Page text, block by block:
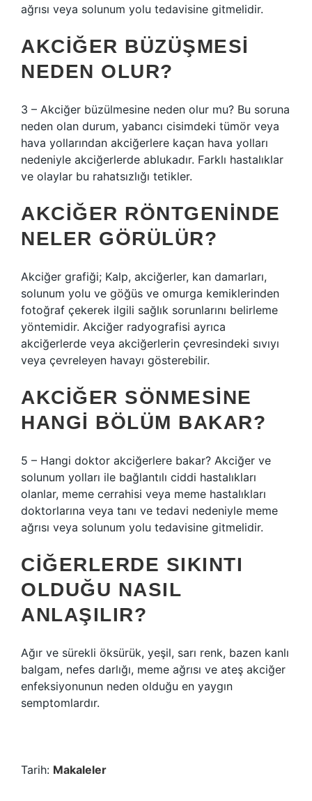
ağrısı veya solunum yolu tedavisine gitmelidir.
AKCIĞER BÜZÜŞMESI
NEDEN OLUR?
3 – Akciğer büzülmesine neden olur mu? Bu soruna
neden olan durum, yabancı cisimdeki tümör veya
hava yollarından akciğerlere kaçan hava yolları
nedeniyle akciğerlerde ablukadır. Farklı hastalıklar
ve olaylar bu rahatsızlığı tetikler.
AKCIĞER RÖNTGENINDE
NELER GÖRÜLÜR?
Akciğer grafiği; Kalp, akciğerler, kan damarları,
solunum yolu ve göğüs ve omurga kemiklerinden
fotoğraf çekerek ilgili sağlık sorunlarını belirleme
yöntemidir. Akciğer radyografisi ayrıca
akciğerlerde veya akciğerlerin çevresindeki sıvıyı
veya çevreleyen havayı gösterebilir.
AKCIĞER SÖNMESINE
HANGI BÖLÜM BAKAR?
5 – Hangi doktor akciğerlere bakar? Akciğer ve
solunum yolları ile bağlantılı ciddi hastalıkları
olanlar, meme cerrahisi veya meme hastalıkları
doktorlarına veya tanı ve tedavi nedeniyle meme
ağrısı veya solunum yolu tedavisine gitmelidir.
CIĞERLERDE SIKINTI
OLDUĞU NASIL
ANLAŞILIR?
Ağır ve sürekli öksürük, yeşil, sarı renk, bazen kanlı
balgam, nefes darlığı, meme ağrısı ve ateş akciğer
enfeksiyonunun neden olduğu en yaygın
semptomlardır.
Tarih: Makaleler